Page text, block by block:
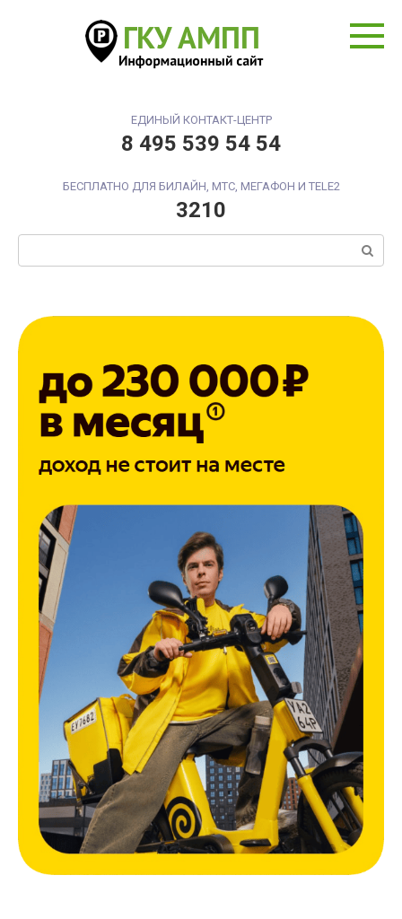
ЕДИНЫЙ КОНТАКТ-ЦЕНТР
8 495 539 54 54
БЕСПЛАТНО ДЛЯ БИЛАЙН, МТС, МЕГАФОН И TELE2
3210
Поиск: